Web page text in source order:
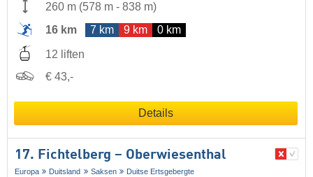
260 m (578 m - 838 m)
16 km
7 km 9 km 0 km
12 liften
€ 43,-
Details
17. Fichtelberg – Oberwiesenthal
Europa Duitsland Saksen Duitse Ertsgebergte